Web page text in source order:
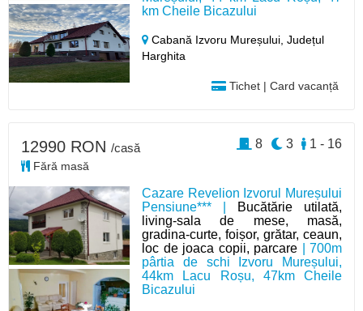
km Cheile Bicazului
Cabană Izvoru Mureșului,Județul
Harghita
Tichet | Card vacanță
Cazare Revelion Izvorul Mureșului
Pensiune*** |
Bucătărie utilată,
living-sala de mese, masă,
gradina-curte, foișor, grătar, ceaun,
loc de joaca copii, parcare | 700m
pârtia de schi Izvoru Mureșului,
44km Lacu Roșu, 47km Cheile
Bicazului
12990 RON /casă
Fără masă
1 - 16
3
8